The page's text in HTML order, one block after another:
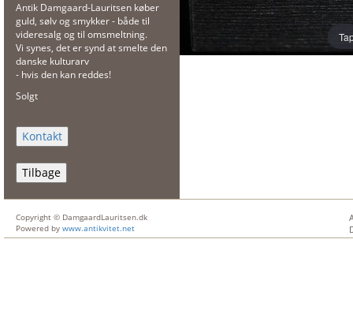
Antik Damgaard-Lauritsen køber
guld, sølv og smykker - både til
videresalg og til omsmeltning.
Vi synes, det er synd at smelte den
danske kulturarv
- hvis den kan reddes!
Solgt
Tilbage
Copyright © DamgaardLauritsen.dk
Powered by www.antikvitet.net